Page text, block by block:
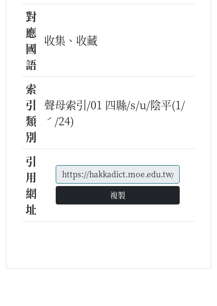
對
應
國
語
收集、收藏
索
引
類
別
聲母索引/01 四縣/s/u/陰平(1/
ˊ/24)
引
用
網
址
複製